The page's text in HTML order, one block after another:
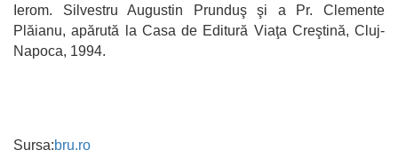
Ierom. Silvestru Augustin Prunduş şi a Pr. Clemente
Plăianu, apărută la Casa de Editură Viaţa Creştină, Cluj-
Napoca, 1994.
Sursa:bru.ro